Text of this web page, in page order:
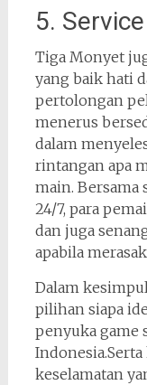
5.
Tiga Monyet
yang baik hati
pertolongan
menerus
dalam
rintangan apa
main. Bersama
24/7, para
dan juga
apabila
Dalam
pilihan siapa
penyuka game
keselamatan